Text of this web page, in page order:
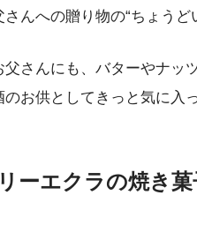
への贈り物の“ちょうど
さんにも、バターやナッ
お供としてきっと気に入
ーエクラの焼き